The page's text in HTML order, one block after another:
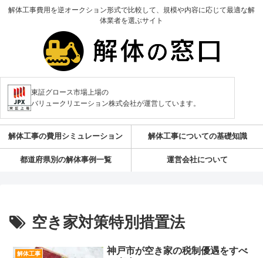
解体工事費用を逆オークション形式で比較して、規模や内容に応じて最適な解
体業者を選ぶサイト
東証グロース市場上場の
バリュークリエーション株式会社が運営しています。
解体工事の費用シミュレーション 解体工事についての基礎知識
都道府県別の解体事例一覧 運営会社について
空き家対策特別措置法
解体工事
神戸市が空き家の税制優遇をすべ